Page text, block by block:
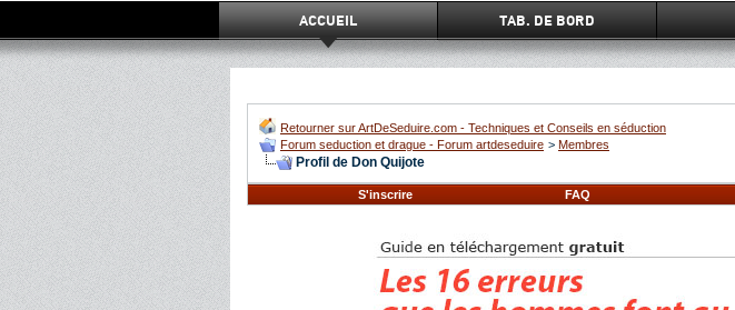
ACCUEIL TAB. DE BORD
Retourner sur ArtDeSeduire.com - Techniques et Conseils en séduction
Forum seduction et drague - Forum artdeseduire > Membres
Profil de Don Quijote
S'inscrire FAQ